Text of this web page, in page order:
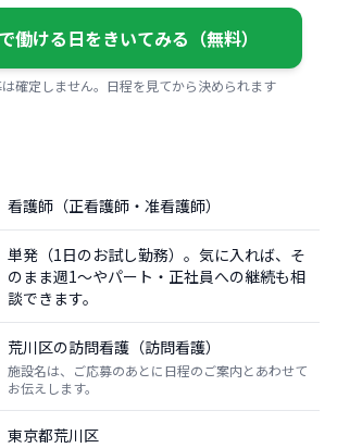
働ける日をきいてみる（無料）
確定しません。日程を見てから決められます
看護師（正看護師・准看護師）
単発（1日のお試し勤務）。気に入れば、そ
のまま週1〜やパート・正社員への継続も相
談できます。
荒川区の訪問看護（訪問看護）
施設名は、ご応募のあとに日程のご案内とあわせて
お伝えします。
東京都荒川区